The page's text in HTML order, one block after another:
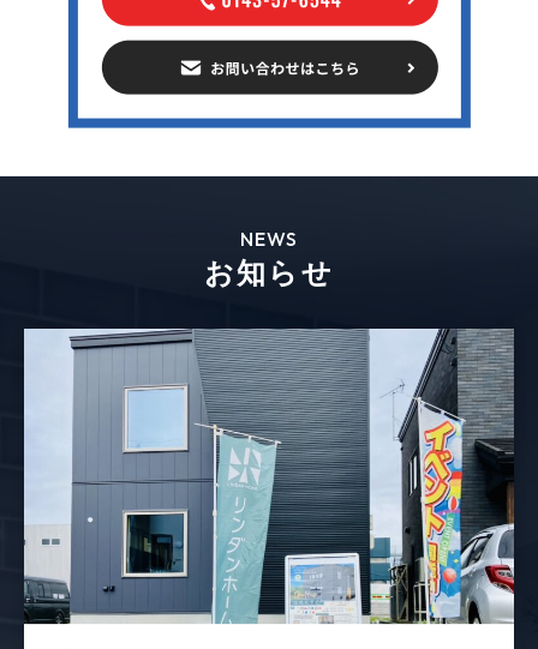
NEWS
お知らせ